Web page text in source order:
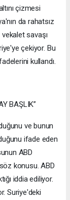
çizmesi
da rahatsız
savaşı
çekiyor. Bu
kullandı.
BAŞLIK”
ve bunun
ifade eden
ABD
konusu. ABD
iddia ediliyor.
Suriye'deki